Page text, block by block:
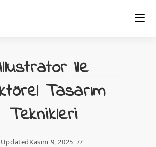
Ile
Tasarım
Teknikleri
UpdatedKasım 9, 2025